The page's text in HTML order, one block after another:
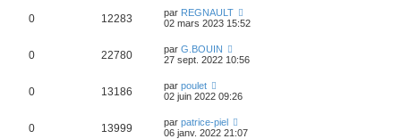
0 12283 par REGNAULT
02 mars 2023 15:52
0 22780 par G.BOUIN
27 sept. 2022 10:56
0 13186 par poulet
02 juin 2022 09:26
0 13999 par patrice-piel
06 janv. 2022 21:07